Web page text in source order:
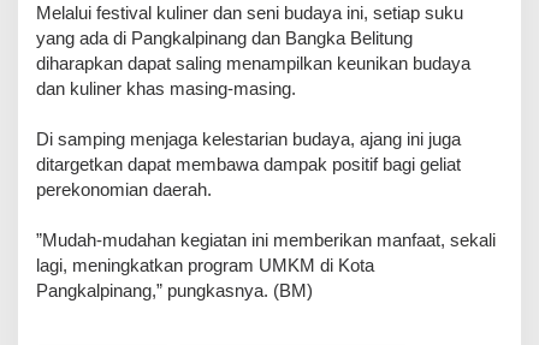
‎Melalui festival kuliner dan seni budaya ini, setiap suku
yang ada di Pangkalpinang dan Bangka Belitung
diharapkan dapat saling menampilkan keunikan budaya
dan kuliner khas masing-masing.
‎Di samping menjaga kelestarian budaya, ajang ini juga
ditargetkan dapat membawa dampak positif bagi geliat
perekonomian daerah.
‎”Mudah-mudahan kegiatan ini memberikan manfaat, sekali
lagi, meningkatkan program UMKM di Kota
Pangkalpinang,” pungkasnya. (BM)